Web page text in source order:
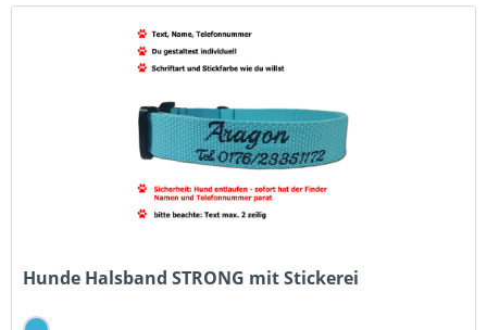
Hunde Halsband STRONG mit Stickerei